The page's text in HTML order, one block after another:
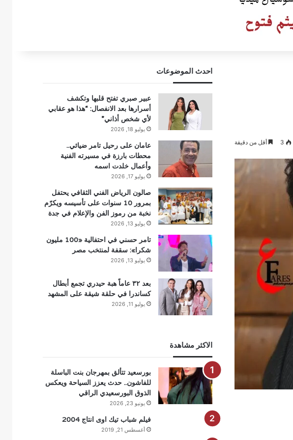
3 أقل من دقيقة
احدث الموضوعات
عبير صبري تفتح قلبها وتكشف
أسرارها بعد الانفصال: “هذا هو عقابي
لأي شخص أذاني”
يوليو 18, 2026
عامان على رحيل تامر ضيائي..
محطات بارزة في مسيرته الفنية
وأعمال خلدت اسمه
يوليو 17, 2026
صالون الرياض الفني الثقافي يحتفل
بمرور 10 سنوات على تأسيسه ويكرّم
نخبة من رموز الفن والإعلام في جدة
يوليو 13, 2026
تامر حسني في احتفالية «100 مليون
شكرا»: سقفة لمنتخب مصر
يوليو 13, 2026
بعد ٣٢ عاماً هبة حيدري تجمع أبطال
كساندرا في حلقة شيقة على المشهد
يوليو 11, 2026
الاكثر مشاهدة
بورسعيد تتألق بمهرجان بنت الباسلة
للفاشون.. حدث يعزز السياحة ويعكس
الذوق البورسعيدي الراقي
يونيو 23, 2026
فيلم شباب تيك اوى انتاج 2004
أغسطس 21, 2019